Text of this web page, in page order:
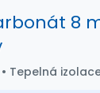
8
Tepelná